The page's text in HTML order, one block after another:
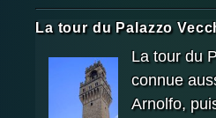
La tour du Palazzo
La tour du
connue
Arnolfo,